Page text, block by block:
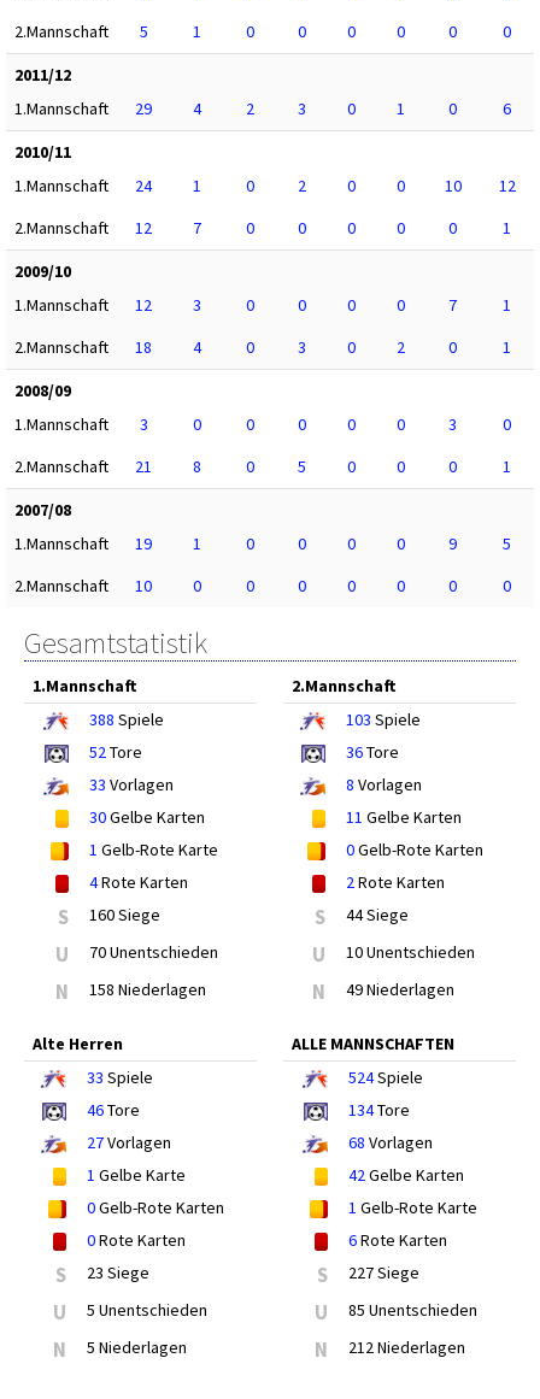
2.Mannschaft
5 1 0 0 0 0 0
0
2011/12
1.Mannschaft
29 4 2 3 0 1 0
6
2010/11
1.Mannschaft
24 1 0 2 0 0 10
12
2.Mannschaft
12 7 0 0 0 0 0
1
2009/10
1.Mannschaft
12 3 0 0 0 0 7
1
2.Mannschaft
18 4 0 3 0 2 0
1
2008/09
1.Mannschaft
3 0 0 0 0 0 3
0
2.Mannschaft
21 8 0 5 0 0 0
1
2007/08
1.Mannschaft
19 1 0 0 0 0 9
5
2.Mannschaft
10 0 0 0 0 0 0 0
Gesamtstatistik
1.Mannschaft
388 Spiele
52Tore
33 Vorlagen
30Gelbe Karten
1 Gelb-Rote Karte
4Rote Karten
S 160 Siege
U 70 Unentschieden
N 158 Niederlagen
2.Mannschaft
103 Spiele
36Tore
8 Vorlagen
11 Gelbe Karten
0Gelb-Rote Karten
2Rote Karten
S 44 Siege
U 10 Unentschieden
N 49 Niederlagen
Alte Herren
33 Spiele
46Tore
27Vorlagen
1 Gelbe Karte
0Gelb-Rote Karten
0Rote Karten
S 23 Siege
U 5 Unentschieden
N 5 Niederlagen
ALLE MANNSCHAFTEN
524Spiele
134Tore
68 Vorlagen
42Gelbe Karten
1 Gelb-Rote Karte
6Rote Karten
S 227 Siege
U 85 Unentschieden
N 212 Niederlagen